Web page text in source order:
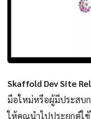
Skaffold Dev Site
มือใหม่หรือผู้มีประสบก
ให้คุณนำไปประยุกต์ใ